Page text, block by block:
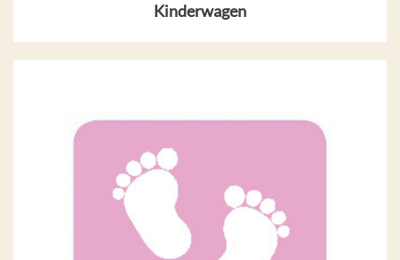
Kinderwagen